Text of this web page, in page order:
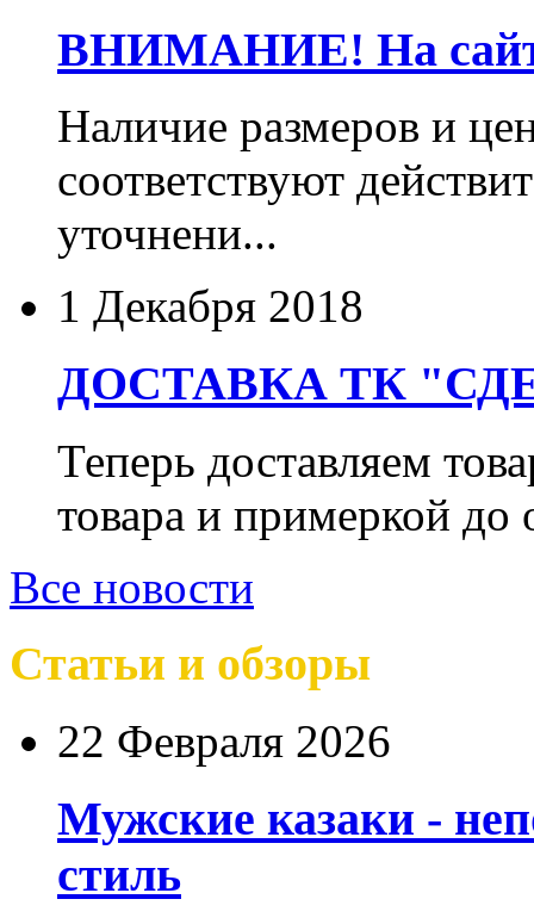
ВНИМАНИЕ! На сайте
Наличие размеров и
соответствуют
уточнени...
1 Декабря 2018
ДОСТАВКА ТК
Теперь доставляем
товара и примеркой
Все новости
Статьи и обзоры
22 Февраля 2026
Мужские казаки -
стиль